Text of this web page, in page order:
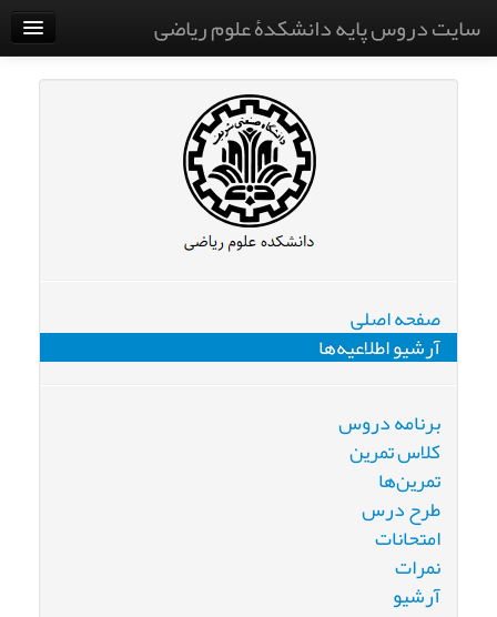
سایت دروس پایه دانشکدۀ علوم ریاضی
دانشگاه صنعتی شریف
صفحه اصلی
آرشیو اطلاعیه‌ها
برنامه دروس
کلاس تمرین
تمرین‌ها
طرح درس
امتحانات
نمرات
آرشیو